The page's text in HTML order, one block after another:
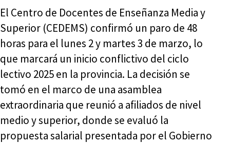
El Centro de Docentes de Enseñanza Media y
Superior (CEDEMS) confirmó un paro de 48
horas para el lunes 2 y martes 3 de marzo, lo
que marcará un inicio conflictivo del ciclo
lectivo 2025 en la provincia. La decisión se
tomó en el marco de una asamblea
extraordinaria que reunió a afiliados de nivel
medio y superior, donde se evaluó la
propuesta salarial presentada por el Gobierno